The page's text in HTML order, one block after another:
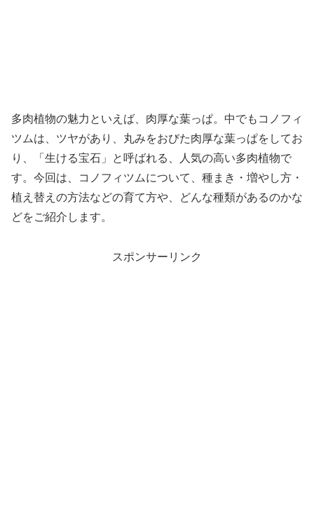
多肉植物の魅力といえば、肉厚な葉っぱ。中でもコノフィ
ツムは、ツヤがあり、丸みをおびた肉厚な葉っぱをしてお
り、「生ける宝石」と呼ばれる、人気の高い多肉植物で
す。今回は、コノフィツムについて、種まき・増やし方・
植え替えの方法などの育て方や、どんな種類があるのかな
どをご紹介します。
スポンサーリンク